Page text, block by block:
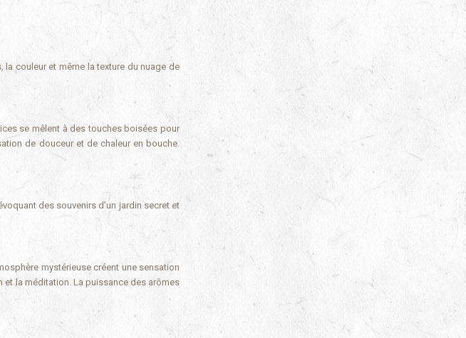
la couleur et même la texture du nuage de
se mêlent à des touches boisées pour
de douceur et de chaleur en bouche.
des souvenirs d’un jardin secret et
mystérieuse créent une sensation
et la méditation. La puissance des arômes